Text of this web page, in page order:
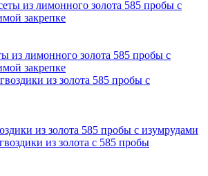
из лимонного золота 585 пробы с
закрепке
из золота 585 пробы с изумрудами